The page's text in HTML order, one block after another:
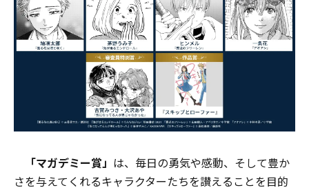
「マガデミー賞」 は、毎日の勇気や感動、そして豊か
さを与えてくれるキャラクターたちを讃えることを目的